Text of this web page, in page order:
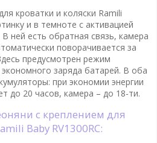
кроватки и коляски Ramili
и в темноте с активацией
ней есть обратная связь, камера
поворачивается за
предусмотрен режим
заряда батарей. В оба
при экономии энергии
до 20 часов, камера – до 18-ти.
Baby RV1300RC: